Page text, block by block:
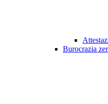
Burocrazia